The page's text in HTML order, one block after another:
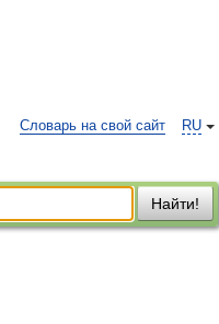
RU
Словарь на свой сайт
Найти!